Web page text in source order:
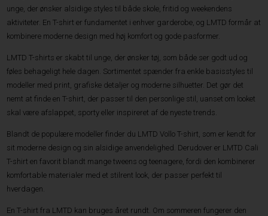
unge, der ønsker alsidige styles til både skole, fritid og weekendens
aktiviteter. En T-shirt er fundamentet i enhver garderobe, og LMTD formår at
kombinere moderne design med høj komfort og gode pasformer.
LMTD T-shirts er skabt til unge, der ønsker tøj, som både ser godt ud og
føles behageligt hele dagen. Sortimentet spænder fra enkle basisstyles til
modeller med print, grafiske detaljer og moderne silhuetter. Det gør det
nemt at finde en T-shirt, der passer til den personlige stil, uanset om looket
skal være afslappet, sporty eller inspireret af de nyeste trends.
Blandt de populære modeller finder du LMTD Vollo T-shirt, som er kendt for
sit moderne design og sin alsidige anvendelighed. Derudover er LMTD Cali
T-shirt en favorit blandt mange tweens og teenagere, fordi den kombinerer
komfortable materialer med et stilrent look, der passer perfekt til
hverdagen.
En T-shirt fra LMTD kan bruges året rundt. Om sommeren fungerer den